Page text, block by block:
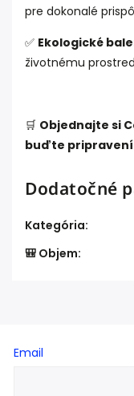
pre dokonalé
✅ Ekologické
životnému
🛒 Objednajte si
buďte pripravení
Dodatočné
Kategória:
🎒 Objem:
Email